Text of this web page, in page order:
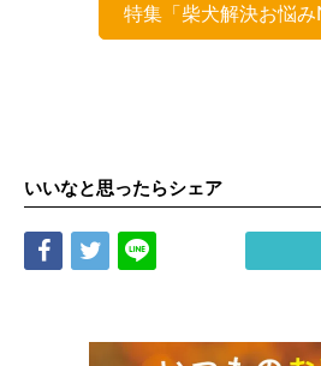
特集「柴犬解決お悩み
いいなと思ったらシェア
Share Tweet